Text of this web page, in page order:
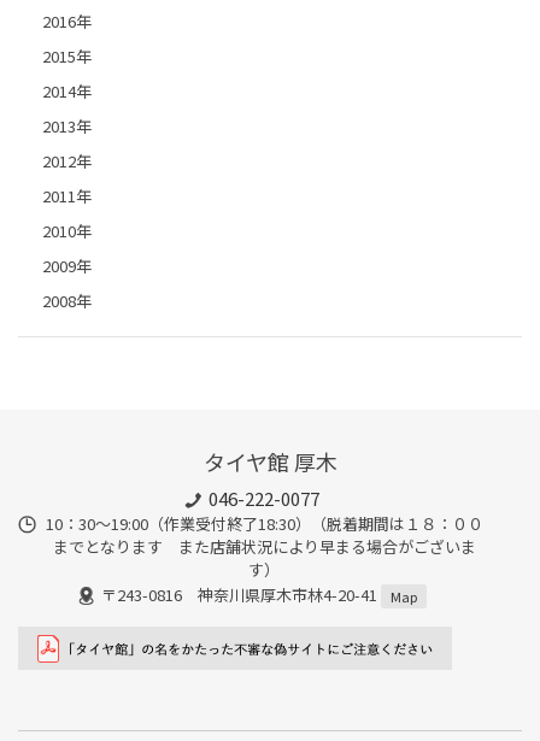
2016年
2015年
2014年
2013年
2012年
2011年
2010年
2009年
2008年
タイヤ館 厚木
046-222-0077
10：30～19:00（作業受付終了18:30）（脱着期間は１８：００
までとなります また店舗状況により早まる場合がございま
す）
〒243-0816 神奈川県厚木市林4-20-41
Map